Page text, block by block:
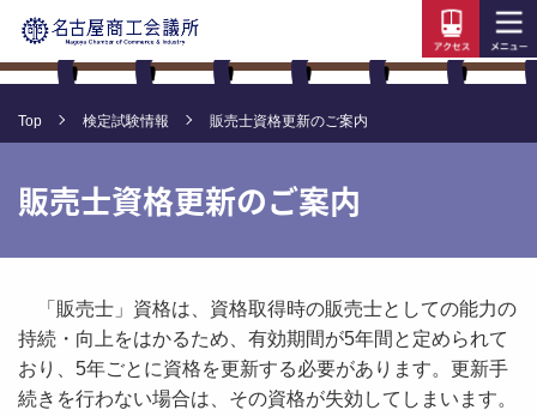
Top 検定試験情報 販売士資格更新のご案内
販売士資格更新のご案内
「販売士」資格は、資格取得時の販売士としての能力の
持続・向上をはかるため、有効期間が5年間と定められて
おり、5年ごとに資格を更新する必要があります。更新手
続きを行わない場合は、その資格が失効してしまいます。